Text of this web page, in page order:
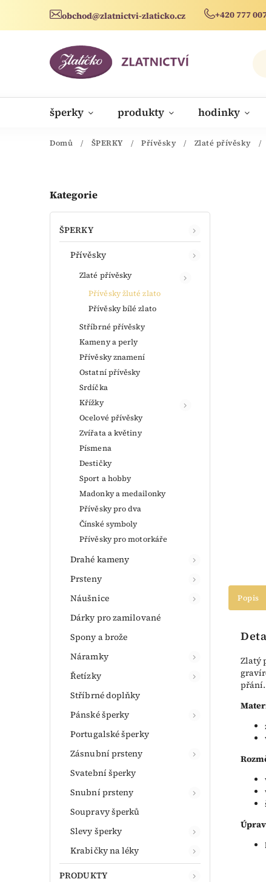
obchod@zlatnictvi-zlaticko.cz +420 777
šperky produkty hodinky
novinky
Domů / ŠPERKY / Přívěsky / Zlaté přívěsky /
Kategorie
ŠPERKY
Přívěsky
Zlaté přívěsky
Přívěsky žluté zlato
Přívěsky bílé zlato
Stříbrné přívěsky
Kameny a perly
Přívěsky znamení
Ostatní přívěsky
Srdíčka
Křížky
Ocelové přívěsky
Zvířata a květiny
Písmena
Destičky
Sport a hobby
Madonky a medailonky
Přívěsky pro dva
Čínské symboly
Přívěsky pro motorkáře
Drahé kameny
Prsteny
Náušnice
Dárky pro zamilované
Spony a brože
Náramky
Řetízky
Stříbrné doplňky
Pánské šperky
Portugalské šperky
Zásnubní prsteny
Svatební šperky
Snubní prsteny
Soupravy šperků
Slevy šperky
Krabičky na léky
PRODUKTY
Popis
Zlatý
přání.